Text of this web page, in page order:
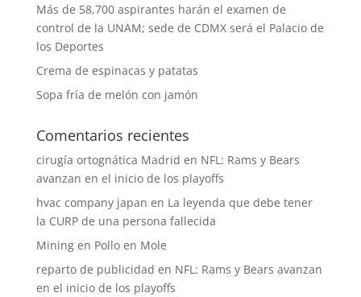
Más de 58,700 aspirantes harán el examen de
control de la UNAM; sede de CDMX será el Palacio de
los Deportes
Crema de espinacas y patatas
Sopa fría de melón con jamón
Comentarios recientes
cirugía ortognática Madrid en NFL: Rams y Bears
avanzan en el inicio de los playoffs
hvac company japan en La leyenda que debe tener
la CURP de una persona fallecida
Miningen Pollo en Mole
reparto de publicidad en NFL: Rams y Bears avanzan
en el inicio de los playoffs